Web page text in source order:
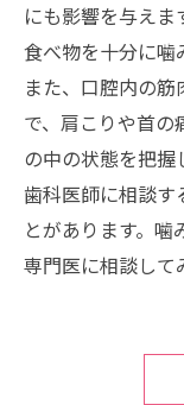
にも影響を与えま
食べ物を十分に噛
また、口腔内の
で、肩こりや首の
の中の状態を把
歯科医師に相談す
とがあります。
専門医に相談して